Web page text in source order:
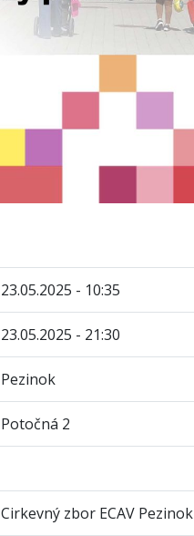
23.05.2025 - 10:35
23.05.2025 - 21:30
Pezinok
Potočná 2
Cirkevný zbor ECAV Pezinok